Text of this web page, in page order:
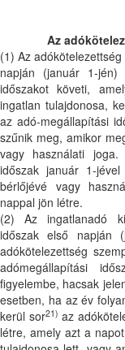
Az
(1) Az
napján (január 1-
időszakot követi,
ingatlan tulajdonosa,
az adó-megállapítási
szűnik meg, amikor
vagy használati
időszak január 1-
bérlőjévé vagy
nappal jön létre.
(2) Az ingatlanadó
időszak első napján
adókötelezettség
adómegállapítási
figyelembe, hacsak
esetben, ha az év
kerül sor21) az
létre, amely azt a